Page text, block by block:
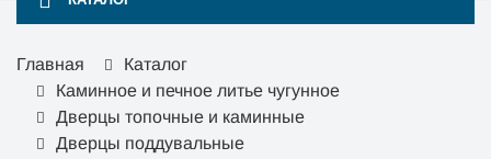
Главная
Каталог
Каминное и печное литье чугунное
Дверцы топочные и каминные
Дверцы поддувальные